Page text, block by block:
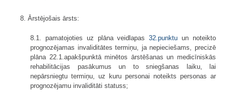
8. Ārstējošais ārsts:
8.1. pamatojoties uz plāna veidlapas32.punktu un noteikto
prognozējamas invaliditātes termiņu, ja nepieciešams, precizē
plāna 22.1.apakšpunktā minētos ārstēšanas un medicīniskās
rehabilitācijas pasākumus un to sniegšanas laiku, lai
nepārsniegtu termiņu, uz kuru personai noteikts personas ar
prognozējamu invaliditāti statuss;